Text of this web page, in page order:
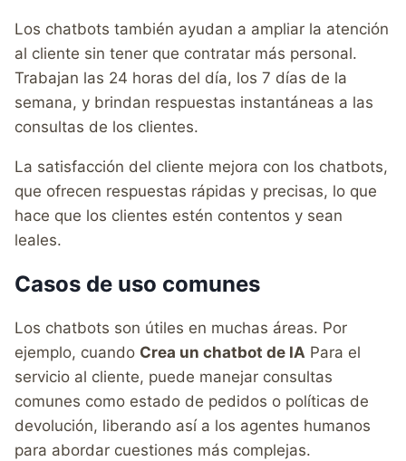
Los chatbots también ayudan a ampliar la atención
al cliente sin tener que contratar más personal.
Trabajan las 24 horas del día, los 7 días de la
semana, y brindan respuestas instantáneas a las
consultas de los clientes.
La satisfacción del cliente mejora con los chatbots,
que ofrecen respuestas rápidas y precisas, lo que
hace que los clientes estén contentos y sean
leales.
Casos de uso comunes
Los chatbots son útiles en muchas áreas. Por
ejemplo, cuando Crea un chatbot de IA Para el
servicio al cliente, puede manejar consultas
comunes como estado de pedidos o políticas de
devolución, liberando así a los agentes humanos
para abordar cuestiones más complejas.